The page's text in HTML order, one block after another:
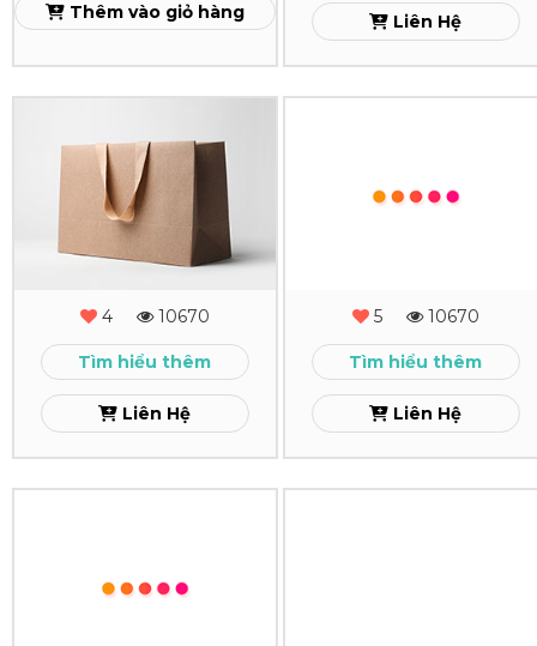
Thêm vào giỏ hàng Liên Hệ
Túi
Giấy
Giá
Theo
Yêu
Cầu
4 10670
Tìm hiểu thêm
Liên Hệ
Còng
Xem
5 10670
Tìm hiểu thêm
Liên Hệ